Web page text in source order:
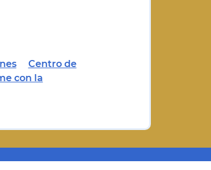
Centro de
con la